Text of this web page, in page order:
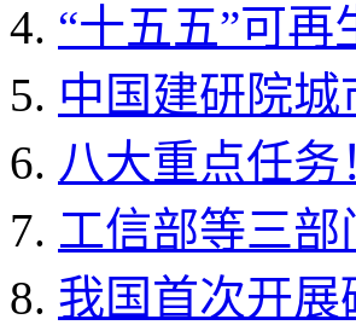
“十五五”可
中国建研院
八大重点任
工信部等三部
我国首次开